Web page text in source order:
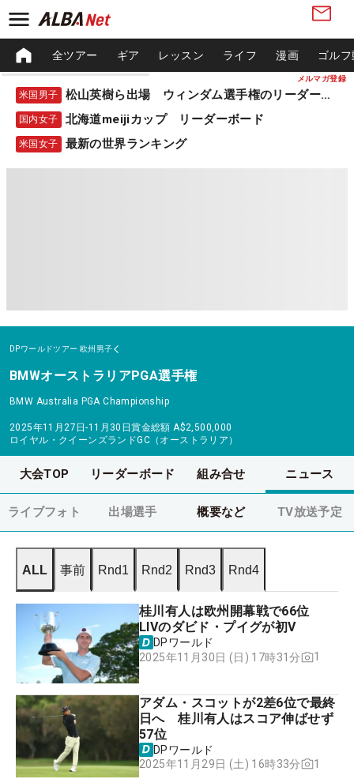
メルマガ登録
全ツアー ギア レッスン ライフ 漫画 ゴル
米国男子 松山英樹ら出場 ウィンダム選手権のリーダーボード
国内女子 北海道meijiカップ リーダーボード
米国女子 最新の世界ランキング
DPワールドツアー 欧州男子
BMWオーストラリアPGA選手権
BMW Australia PGA Championship
2025年11月27日-11月30日賞金総額 A$2,500,000
ロイヤル・クイーンズランドGC（オーストラリア）
大会TOP リーダーボード 組み合せ ニュース
ライブフォト 出場選手 概要など TV放送予定
ALL 事前 Rnd1 Rnd2 Rnd3 Rnd4
桂川有人は欧州開幕戦で66位
LIVのダビド・プイグが初V
DPワールド
2025年11月30日 (日) 17時31分
1
アダム・スコットが2差6位で最終
日へ 桂川有人はスコア伸ばせず
57位
DPワールド
2025年11月29日 (土) 16時33分
1